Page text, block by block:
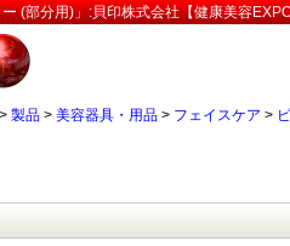
(部分用)」:貝印株式会社【健康美容
> 製品 > 美容器具・用品 > フェイスケア >